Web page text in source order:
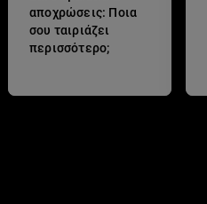
αποχρώσεις: Ποια
σου ταιριάζει
περισσότερο;